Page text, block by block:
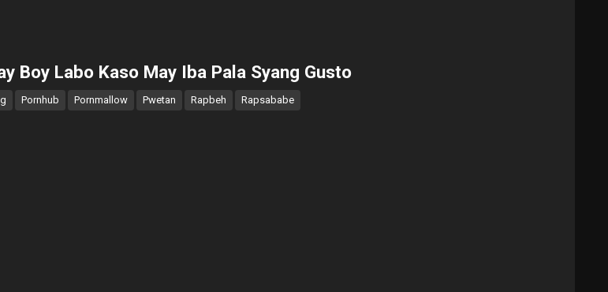
Boy Labo Kaso May Iba Pala Syang Gusto
Pornhub Pornmallow Pwetan Rapbeh Rapsababe